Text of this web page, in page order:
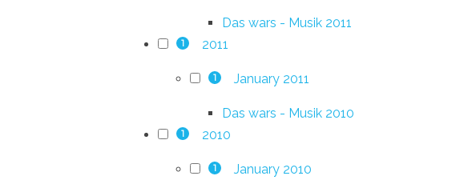
Das wars - Musik 2011
1 2011
1 January 2011
Das wars - Musik 2010
1 2010
1 January 2010